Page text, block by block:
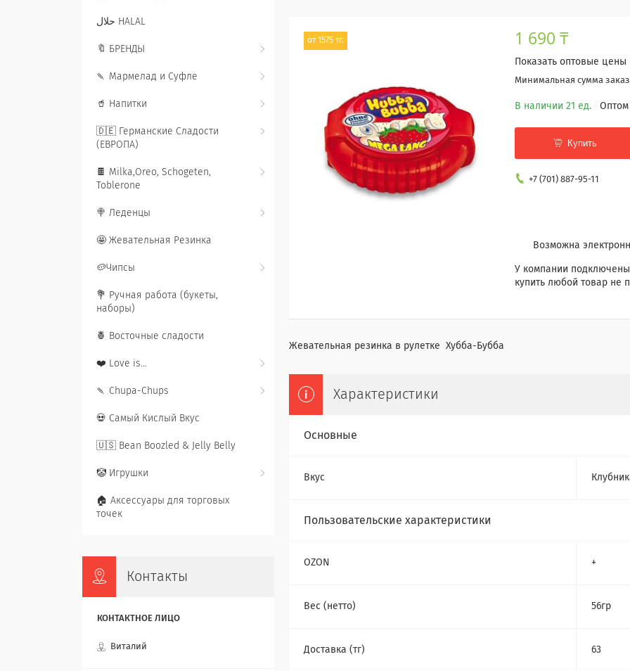
от 1575 тг. 1 690 ₸
Показать оптовые цены
Минимальная сумма
В наличии 21 ед. Оптом
Купить
+7 (701) 887-95-11
У компании
купить любой товар не
Жевательная резинка в рулетке Хубба-Бубба
Характеристики
Основные
Вкус
Пользовательские характеристики
OZON +
Вес (нетто) 56гр
Доставка (тг) 63
حلال HALAL
🔖 БРЕНДЫ
🍡 Мармелад и Суфле
🥤 Напитки
🇩🇪 Германские Сладости
(ЕВРОПА)
🍫 Milka,Oreo, Schogeten,
Toblerone
🍭 Леденцы
🤩 Жевательная Резинка
🥔Чипсы
💐 Ручная работа (букеты,
наборы)
🍍 Восточные сладости
❤️ Love is...
🍡 Chupa-Chups
💀 Самый Кислый Вкус
🇺🇸 Bean Boozled & Jelly Belly
🤡 Игрушки
🏠 Аксессуары для торговых
точек
Контакты
Виталий